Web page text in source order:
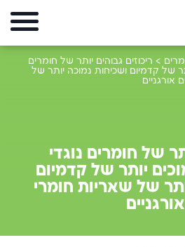
> ריכוזים גבוהים יותר של חומרים
של קדמיום ושכיחות נמוכה יותר של
אורגניים
של חומרים נוגדי
יותר של קדמיום
של שאריות חומרי